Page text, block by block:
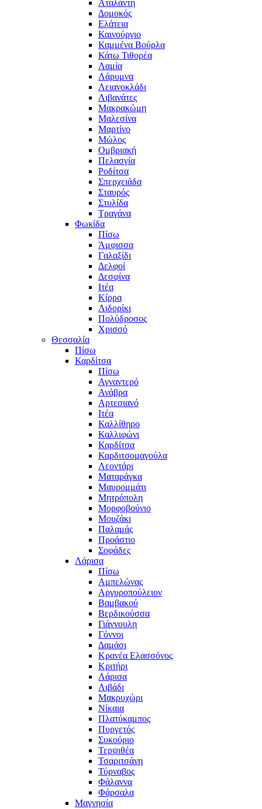
Αταλάντη
Δομοκός
Ελάτεια
Καινούργιο
Καμμένα Βούρλα
Κάτω Τιθορέα
Λαμία
Λάρυμνα
Λειανοκλάδι
Λιβανάτες
Μακρακώμη
Μαλεσίνα
Μαρτίνο
Μώλος
Ομβριακή
Πελασγία
Ροδίτσα
Σπερχειάδα
Σταυρός
Στυλίδα
Τραγάνα
Φωκίδα
Πίσω
Άμφισσα
Γαλαξίδι
Δελφοί
Δεσφίνα
Ιτέα
Κίρρα
Λιδορίκι
Πολύδροσος
Χρισσό
Θεσσαλία
Πίσω
Καρδίτσα
Πίσω
Αγναντερό
Ανάβρα
Αρτεσιανό
Ιτέα
Καλλίθηρο
Καλλιφώνι
Καρδίτσα
Καρδιτσομαγούλα
Λεοντάρι
Ματαράγκα
Μαυρομμάτι
Μητρόπολη
Μορφοβούνιο
Μουζάκι
Παλαμάς
Προάστιο
Σοφάδες
Λάρισα
Πίσω
Αμπελώνας
Αργυροπούλειον
Βαμβακού
Βερδικούσσα
Γιάννουλη
Γόννοι
Δαμάσι
Κρανέα Ελασσόνος
Κριτήρι
Λάρισα
Λιβάδι
Μακρυχώρι
Νίκαια
Πλατύκαμπος
Πυργετός
Συκούριο
Τερψιθέα
Τσαριτσάνη
Τύρναβος
Φάλαννα
Φάρσαλα
Μαγνησία